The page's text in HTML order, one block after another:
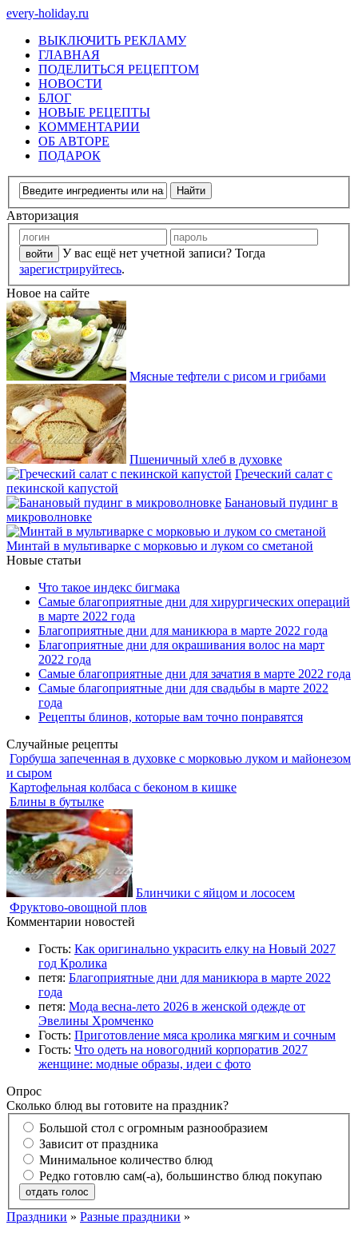
every-holiday.ru
ВЫКЛЮЧИТЬ РЕКЛАМУ
ГЛАВНАЯ
ПОДЕЛИТЬСЯ РЕЦЕПТОМ
НОВОСТИ
БЛОГ
НОВЫЕ РЕЦЕПТЫ
КОММЕНТАРИИ
ОБ АВТОРЕ
ПОДАРОК
Авторизация
У вас ещё нет учетной записи? Тогда
зарегистрируйтесь.
Новое на сайте
Мясные тефтели с рисом и грибами
Пшеничный хлеб в духовке
Греческий салат с
пекинской капустой
Банановый пудинг в
микроволновке
Минтай в мультиварке с морковью и луком со сметаной
Новые статьи
Что такое индекс бигмака
Самые благоприятные дни для хирургических операций
в марте 2022 года
Благоприятные дни для маникюра в марте 2022 года
Благоприятные дни для окрашивания волос на март
2022 года
Самые благоприятные дни для зачатия в марте 2022 года
Самые благоприятные дни для свадьбы в марте 2022
года
Рецепты блинов, которые вам точно понравятся
Случайные рецепты
Горбуша запеченная в духовке с морковью луком и майонезом
и сыром
Картофельная колбаса с беконом в кишке
Блины в бутылке
Блинчики с яйцом и лососем
Фруктово-овощной плов
Комментарии новостей
Гость: Как оригинально украсить елку на Новый 2027
год Кролика
петя: Благоприятные дни для маникюра в марте 2022
года
петя: Мода весна-лето 2026 в женской одежде от
Эвелины Хромченко
Гость: Приготовление мяса кролика мягким и сочным
Гость: Что одеть на новогодний корпоратив 2027
женщине: модные образы, идеи с фото
Опрос
Сколько блюд вы готовите на праздник?
Большой стол с огромным разнообразием
Зависит от праздника
Минимальное количество блюд
Редко готовлю сам(-а), большинство блюд покупаю
отдать голос
Праздники » Разные праздники »